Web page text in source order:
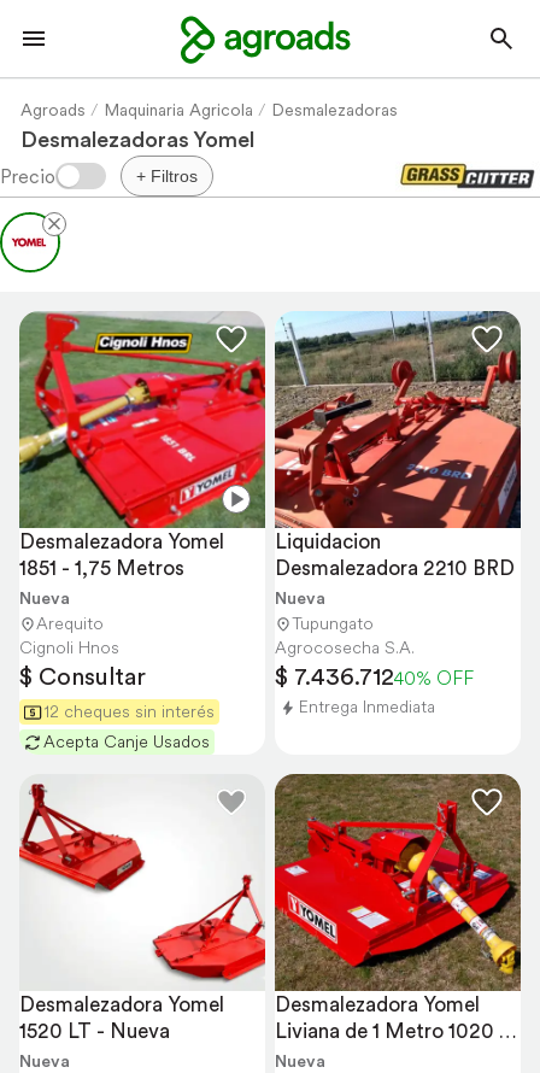
Agroads Maquinaria Agricola Desmalezadoras
Desmalezadoras Yomel
+ Filtros
Desmalezadora Yomel
1851 - 1,75 Metros
Nueva
Arequito
Cignoli Hnos
$ Consultar
12 cheques sin interés
Acepta Canje Usados
Liquidacion
Desmalezadora 2210 BRD
Nueva
Tupungato
Agrocosecha S.A.
$ 7.436.71240% OFF
Entrega Inmediata
Desmalezadora Yomel
1520 LT - Nueva
Nueva
Desmalezadora Yomel
Liviana de 1 Metro 1020 /
21 LT
Nueva